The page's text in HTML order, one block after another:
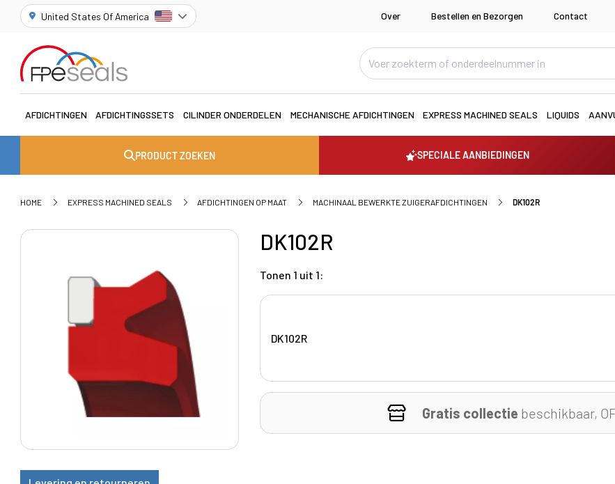
United States Of America Over Bestellen en Bezorgen Contact
AFDICHTINGEN AFDICHTINGSSETS CILINDER ONDERDELEN MECHANISCHE AFDICHTINGEN EXPRESS MACHINED SEALS LIQUIDS
PRODUCT ZOEKEN SPECIALE AANBIEDINGEN
HOME EXPRESS MACHINED SEALS AFDICHTINGEN OP MAAT MACHINAAL BEWERKTE ZUIGERAFDICHTINGEN DK102R
DK102R
Tonen 1 uit 1:
DK102R
Gratis collectie beschikbaar,